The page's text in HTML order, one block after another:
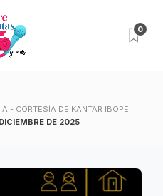
0
- CORTESÍA DE KANTAR IBOPE
DE 2025